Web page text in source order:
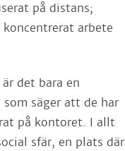
på distans;
arbete
det bara en
säger att de har
på kontoret. I allt
sfär, en plats där